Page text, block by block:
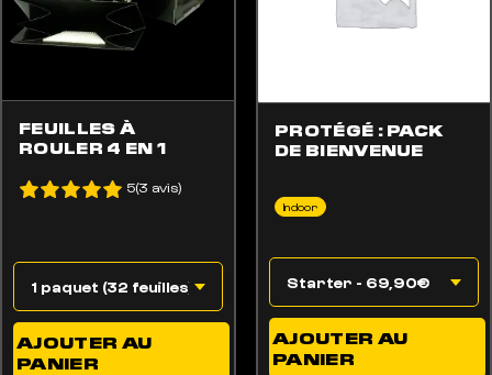
AJOUTER AU
PANIER
FEUILLES À
ROULER 4 EN 1
5(3 avis)
AJOUTER AU
PANIER
PROTÉGÉ : PACK
DE BIENVENUE
Indoor